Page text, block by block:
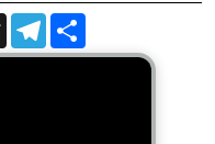
ThreadsTelegram